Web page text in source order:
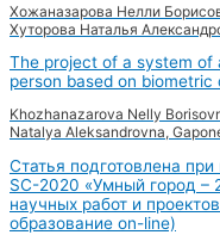
Хожаназарова Нелли
Хуторова Наталья
The project of a system of
person based on
Khozhanazarova Nelly
Natalya Aleksandrovna,
Статья подготовлена
SC-2020 «Умный город
научных работ и
образование on-line)